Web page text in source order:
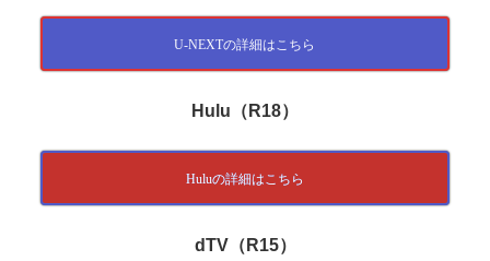
U-NEXTの詳細はこちら
Hulu（R18）
Huluの詳細はこちら
dTV（R15）